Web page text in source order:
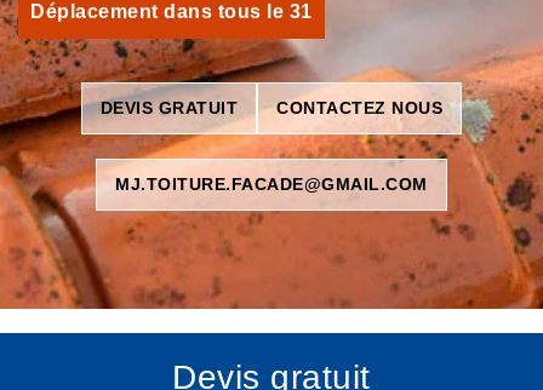
Déplacement dans tous le 31
DEVIS GRATUIT CONTACTEZ NOUS
MJ.TOITURE.FACADE@GMAIL.COM
Devis gratuit